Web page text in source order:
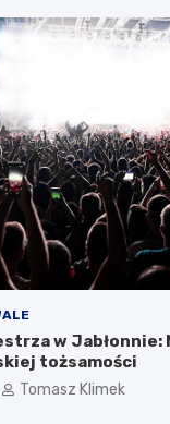
w Jabłonnie:
tożsamości
Tomasz Klimek